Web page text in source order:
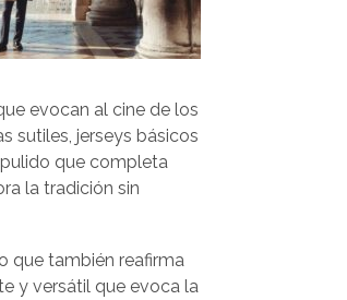
evocan al cine de los
sutiles, jerseys básicos
que completa
la tradición sin
que también reafirma
y versátil que evoca la